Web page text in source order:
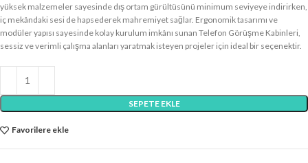
yüksek malzemeler sayesinde dış ortam gürültüsünü minimum seviyeye indirirken,
iç mekândaki sesi de hapsederek mahremiyet sağlar. Ergonomik tasarımı ve
modüler yapısı sayesinde kolay kurulum imkânı sunan Telefon Görüşme Kabinleri,
sessiz ve verimli çalışma alanları yaratmak isteyen projeler için ideal bir seçenektir.
SEPETE EKLE
Favorilere ekle